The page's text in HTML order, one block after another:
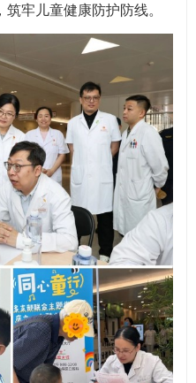
牢儿童健康防护防线。